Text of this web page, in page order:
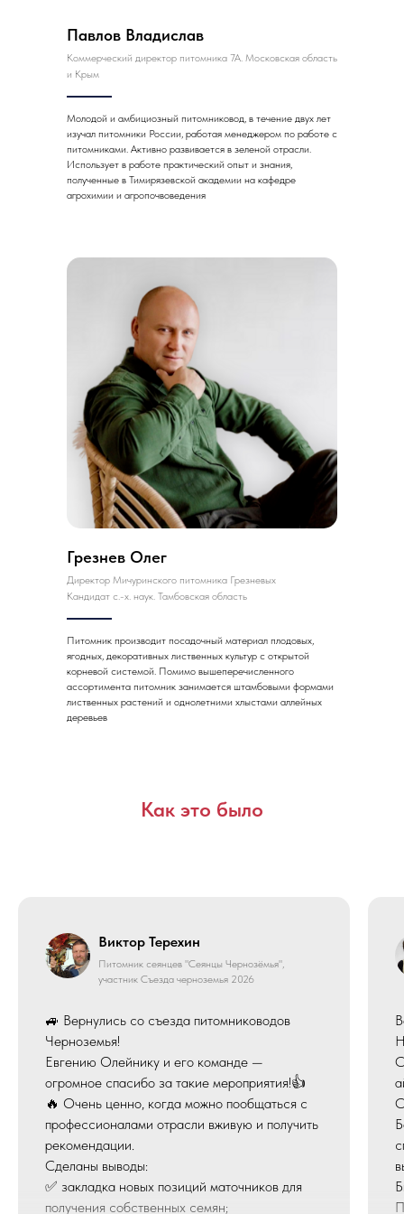
Павлов Владислав
Коммерческий директор питомника 7А. Московская область
и Крым
Молодой и амбициозный питомниковод, в течение двух лет
изучал питомники России, работая менеджером по работе с
питомниками. Активно развивается в зеленой отрасли.
Использует в работе практический опыт и знания,
полученные в Тимирязевской академии на кафедре
агрохимии и агропочвоведения
Грезнев Олег
Директор Мичуринского питомника Грезневых
Кандидат с.-х. наук. Тамбовская область
Питомник производит посадочный материал плодовых,
ягодных, декоративных лиственных культур с открытой
корневой системой. Помимо вышеперечисленного
ассортимента питомник занимается штамбовыми формами
лиственных растений и однолетними хлыстами аллейных
деревьев
Как это было
Виктор Терехин
Питомник сеянцев "Сеянцы Чернозёмья",
участник Съезда черноземья 2026
🚙 Вернулись со съезда питомниководов
Черноземья!
Евгению Олейнику и его команде —
огромное спасибо за такие мероприятия!👍
🔥 Очень ценно, когда можно пообщаться с
профессионалами отрасли вживую и получить
рекомендации.
Сделаны выводы:
✅ закладка новых позиций маточников для
получения собственных семян;